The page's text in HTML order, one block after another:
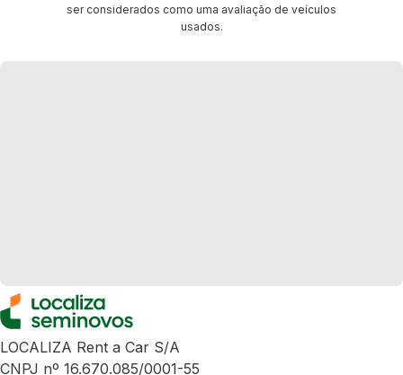
ser considerados como uma avaliação de veículos
usados.
LOCALIZA Rent a Car S/A
CNPJ nº 16.670.085/0001-55